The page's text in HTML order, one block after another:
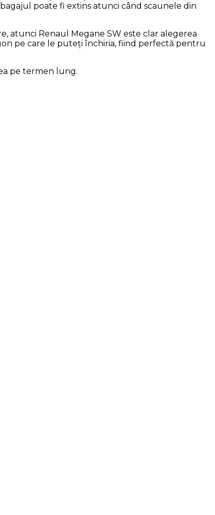
poate fi extins atunci când scaunele din
atunci Renaul Megane SW este clar alegerea
pe care le puteți închiria, fiind perfectă pentru
pe termen lung.